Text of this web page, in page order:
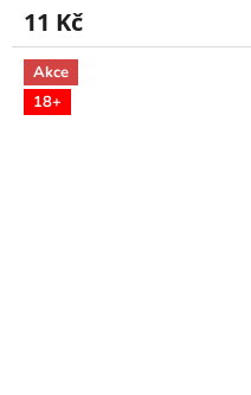
11 Kč
Akce
18+